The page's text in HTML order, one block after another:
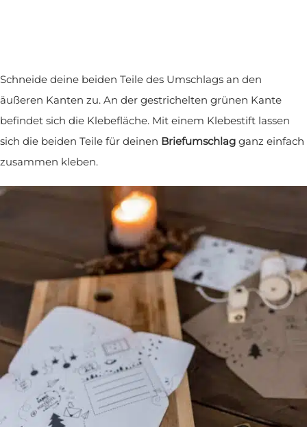
Schneide deine beiden Teile des Umschlags an den
äußeren Kanten zu. An der gestrichelten grünen Kante
befindet sich die Klebefläche. Mit einem Klebestift lassen
sich die beiden Teile für deinen Briefumschlag ganz einfach
zusammen kleben.